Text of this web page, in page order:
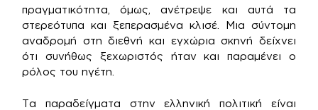
πραγματικότητα, όμως, ανέτρεψε και αυτά τα
στερεότυπα και ξεπερασμένα κλισέ. Μια σύντομη
αναδρομή στη διεθνή και εγχώρια σκηνή δείχνει
ότι συνήθως ξεχωριστός ήταν και παραμένει ο
ρόλος του ηγέτη.
Τα παραδείγματα στην ελληνική πολιτική είναι